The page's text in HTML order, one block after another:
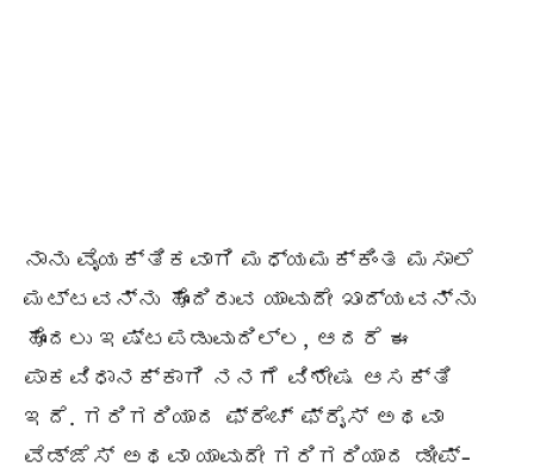
ನಾನು ವೈಯಕ್ತಿಕವಾಗಿ ಮಧ್ಯಮಕ್ಕಿಂತ ಮಸಾಲೆ
ಮಟ್ಟವನ್ನು ಹೊಂದಿರುವ ಯಾವುದೇ ಖಾದ್ಯವನ್ನು
ಹೊಂದಲು ಇಷ್ಟಪಡುವುದಿಲ್ಲ, ಆದರೆ ಈ
ಪಾಕವಿಧಾನಕ್ಕಾಗಿ ನನಗೆ ವಿಶೇಷ ಆಸಕ್ತಿ
ಇದೆ. ಗರಿಗರಿಯಾದ ಫ್ರೆಂಚ್ ಫ್ರೈಸ್ ಅಥವಾ
ವೆಡ್ಜೆಸ್ ಅಥವಾ ಯಾವುದೇ ಗರಿಗರಿಯಾದ ಡೀಪ್-